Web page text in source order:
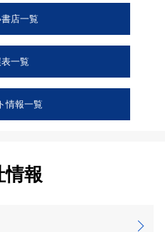
店一覧
一覧
情報一覧
情報